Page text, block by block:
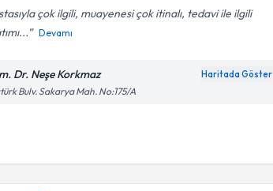
çok ilgili, muayenesi çok itinalı, tedavi ile ilgili
Devamı
Dr. Neşe Korkmaz Haritada Göster
Bulv. Sakarya Mah. No:175/A